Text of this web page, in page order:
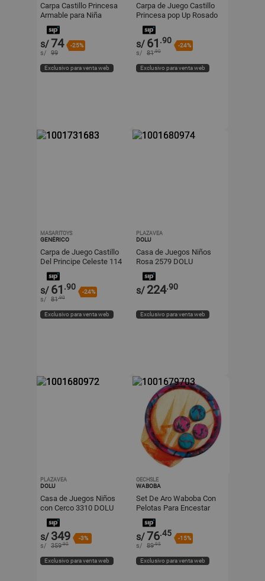
Carpa Castillo Princesa
Armable para Niña
Rosado
s/74 -25%
s/ 99
Exclusivo para venta web
Carpa de Juego Castillo
Princesa pop Up Rosado
114 x 92 x 64 cm
s/ 61 .90
-24%
s/ 81.90
Exclusivo para venta web
MASARITOYS
GENÉRICO
Carpa de Juego Castillo
Del Principe Celeste 114
x 92 x 64 cm
s/ 61 .90
-24%
s/ 81.90
Exclusivo para venta web
PLAZAVEA
DOLU
Casa de Juegos Niños
Rosa 2579 DOLU
s/ 224.90
Exclusivo para venta web
PLAZAVEA
DOLU
Casa de Juegos Niños
con Cerco 3310 DOLU
s/ 349 -3%
s/ 359.90
Exclusivo para venta web
OECHSLE
WABOBA
Set De Aro Waboba Con
Pelotas Para Encestar
s/76.45
-15%
s/ 89.95
Exclusivo para venta web